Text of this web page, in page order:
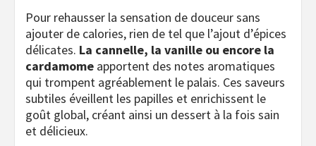
Pour rehausser la sensation de douceur sans
ajouter de calories, rien de tel que l’ajout d’épices
délicates. La cannelle, la vanille ou encore la
cardamome apportent des notes aromatiques
qui trompent agréablement le palais. Ces saveurs
subtiles éveillent les papilles et enrichissent le
goût global, créant ainsi un dessert à la fois sain
et délicieux.